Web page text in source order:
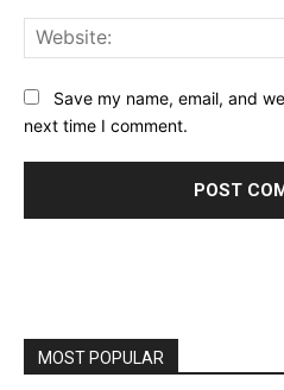
Save my name, email, and
next time I comment.
MOST POPULAR